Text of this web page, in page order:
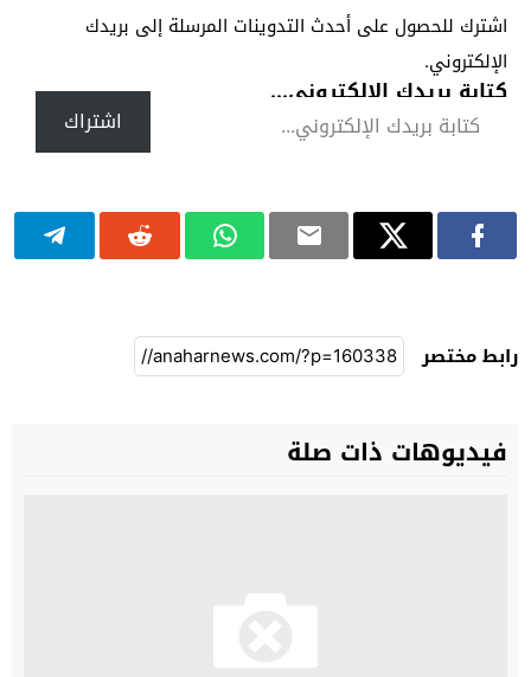
اشترك للحصول على أحدث التدوينات المرسلة إلى بريدك
الإلكتروني.
كتابة بريدك الإلكتروني...
اشتراك
رابط مختصر
فيديوهات ذات صلة